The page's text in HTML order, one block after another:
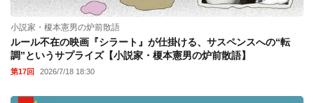
小説家・榎本憲男の炉前散語
ルール不在の映画『シラート』が仕掛ける、サスペンスへの“転
調”というサプライズ【小説家・榎本憲男の炉前散語】
第17回 2026/7/18 18:30